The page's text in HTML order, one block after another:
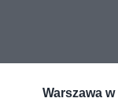
Warszawa w